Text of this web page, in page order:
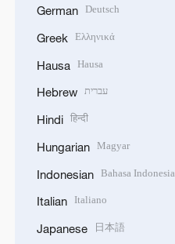
German Deutsch
Greek Ελληνικά
Hausa Hausa
Hebrew עברית
Hindi हिन्दी
Hungarian Magyar
Indonesian Bahasa Indonesia
Italian Italiano
Japanese 日本語